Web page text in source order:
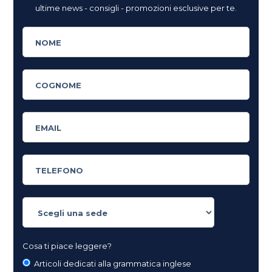
ultime news - consigli - promozioni esclusive per te.
Cosa ti piace leggere?
Articoli dedicati alla grammatica inglese